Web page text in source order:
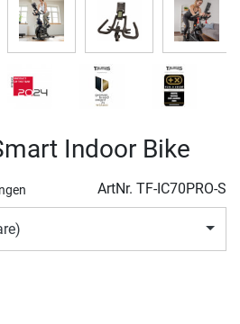
Indoor Bike
ArtNr. TF-IC70PRO-S